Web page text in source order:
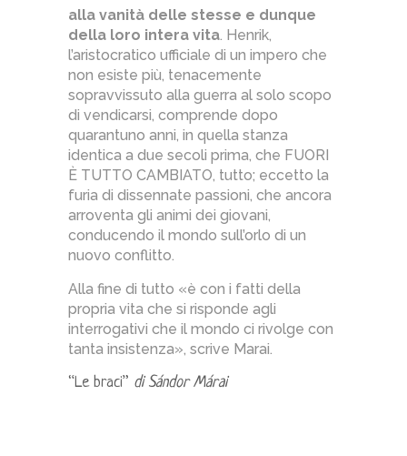
alla vanità delle stesse e dunque
della loro intera vita. Henrik,
l’aristocratico ufficiale di un impero che
non esiste più, tenacemente
sopravvissuto alla guerra al solo scopo
di vendicarsi, comprende dopo
quarantuno anni, in quella stanza
identica a due secoli prima, che FUORI
È TUTTO CAMBIATO, tutto; eccetto la
furia di dissennate passioni, che ancora
arroventa gli animi dei giovani,
conducendo il mondo sull’orlo di un
nuovo conflitto.
Alla fine di tutto «è con i fatti della
propria vita che si risponde agli
interrogativi che il mondo ci rivolge con
tanta insistenza», scrive Marai.
“Le braci” di Sándor Márai